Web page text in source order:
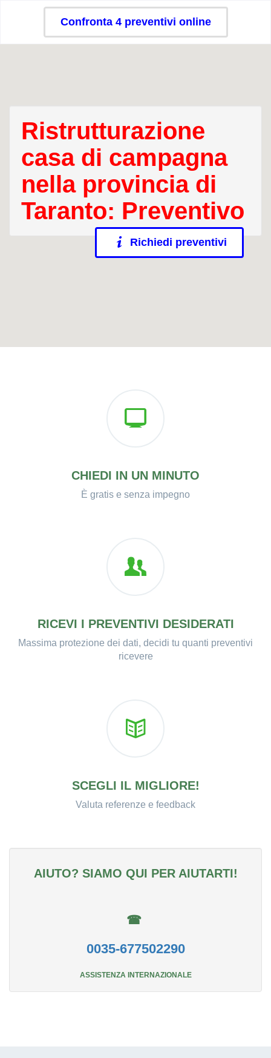
Confronta 4 preventivi online
Ristrutturazione
casa di campagna
nella provincia di
Taranto: Preventivo
Richiedi preventivi
CHIEDI IN UN MINUTO
È gratis e senza impegno
RICEVI I PREVENTIVI DESIDERATI
Massima protezione dei dati, decidi tu quanti preventivi
ricevere
SCEGLI IL MIGLIORE!
Valuta referenze e feedback
AIUTO? SIAMO QUI PER AIUTARTI!
☎
0035-677502290
ASSISTENZA INTERNAZIONALE